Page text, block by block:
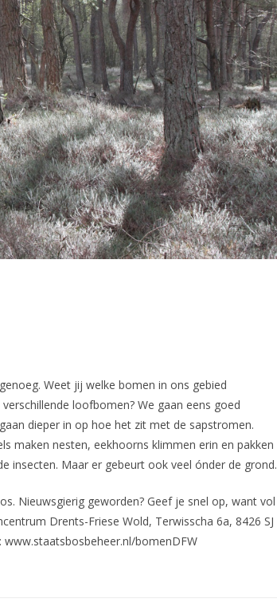
Weet jij welke bomen in ons gebied
loofbomen? We gaan eens goed
dieper in op hoe het zit met de sapstromen.
maken nesten, eekhoorns klimmen erin en pakken
insecten. Maar er gebeurt ook veel ónder de grond.
Nieuwsgierig geworden? Geef je snel op, want vol
Drents-Friese Wold, Terwisscha 6a, 8426 SJ
www.staatsbosbeheer.nl/bomenDFW